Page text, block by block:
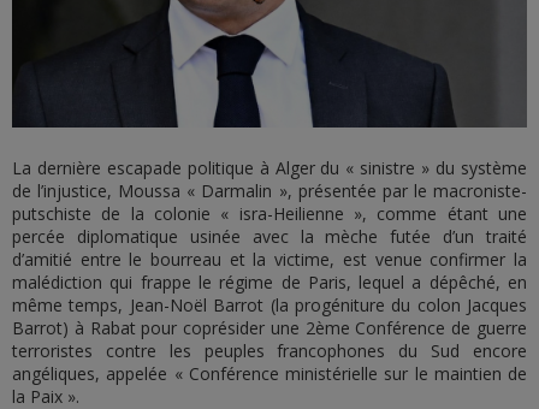
La dernière escapade politique à Alger du « sinistre » du système
de l’injustice, Moussa « Darmalin », présentée par le macroniste-
putschiste de la colonie « isra-Heilienne », comme étant une
percée diplomatique usinée avec la mèche futée d’un traité
d’amitié entre le bourreau et la victime, est venue confirmer la
malédiction qui frappe le régime de Paris, lequel a dépêché, en
même temps, Jean-Noël Barrot (la progéniture du colon Jacques
Barrot) à Rabat pour coprésider une 2ème Conférence de guerre
terroristes contre les peuples francophones du Sud encore
angéliques, appelée « Conférence ministérielle sur le maintien de
la Paix ».